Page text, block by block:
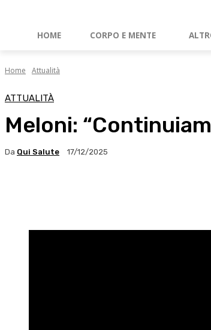
HOME CORPO E MENTE
Home Attualità
ATTUALITÀ
Meloni:
Da Qui Salute 17/12/2025